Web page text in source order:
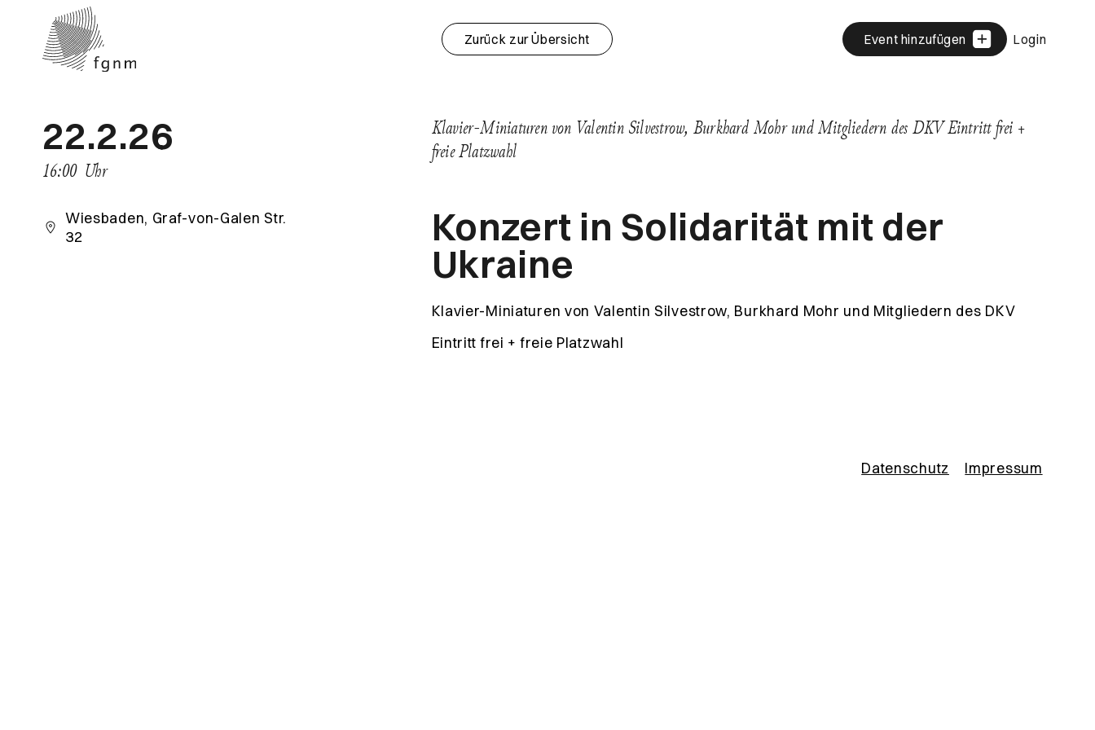
Zurück zur Übersicht Event hinzufügen Login
22.2.26
16:00 Uhr
Wiesbaden, Graf-von-Galen Str.
32
Klavier-Miniaturen von Valentin Silvestrow, Burkhard Mohr und Mitgliedern des DKV Eintritt frei +
freie Platzwahl
Konzert in Solidarität mit der
Ukraine
Klavier-Miniaturen von Valentin Silvestrow, Burkhard Mohr und Mitgliedern des DKV
Eintritt frei + freie Platzwahl
Datenschutz Impressum